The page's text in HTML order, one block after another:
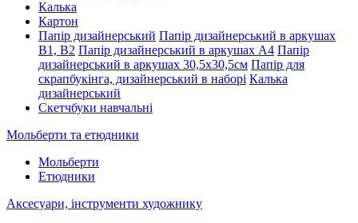
Калька
Картон
Папір дизайнерський Папір дизайнерський в аркушах
В1, В2 Папір дизайнерський в аркушах А4 Папір
дизайнерський в аркушах 30,5х30,5см Папір для
скрапбукінга, дизайнерський в наборі Калька
дизайнерський
Скетчбуки навчальні
Мольберти та етюдники
Мольберти
Етюдники
Аксесуари, інструменти художнику